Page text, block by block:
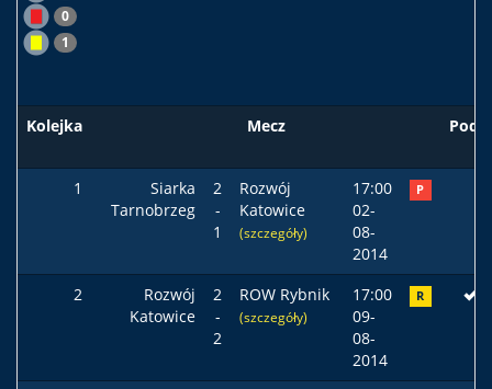
0
1
Kolejka Mecz Podst
1
Siarka
Tarnobrzeg
2
-
1
Rozwój
Katowice
(szczegóły)
17:00
02-
08-
2014
P
2
Rozwój
Katowice
2
-
2
ROW Rybnik
(szczegóły)
17:00
09-
08-
2014
R